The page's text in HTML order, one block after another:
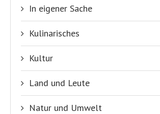
In eigener Sache
Kulinarisches
Kultur
Land und Leute
Natur und Umwelt